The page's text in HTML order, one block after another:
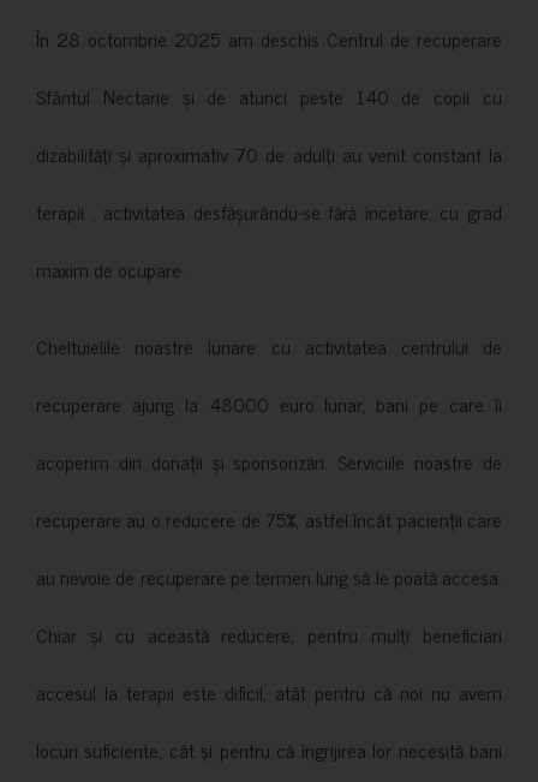
În 28 octombrie 2025 am deschis Centrul de recuperare
Sfântul Nectarie și de atunci peste 140 de copii cu
dizabilități și aproximativ 70 de adulți au venit constant la
terapii , activitatea desfășurându-se fără încetare, cu grad
maxim de ocupare.
Cheltuielile noastre lunare cu activitatea centrului de
recuperare ajung la 48000 euro lunar, bani pe care îi
acoperim din donații și sponsorizări. Serviciile noastre de
recuperare au o reducere de 75%, astfel încât pacienții care
au nevoie de recuperare pe termen lung să le poată accesa.
Chiar și cu această reducere, pentru mulți beneficiari
accesul la terapii este dificil, atât pentru că noi nu avem
locuri suficiente, cât și pentru că îngrijirea lor necesită bani